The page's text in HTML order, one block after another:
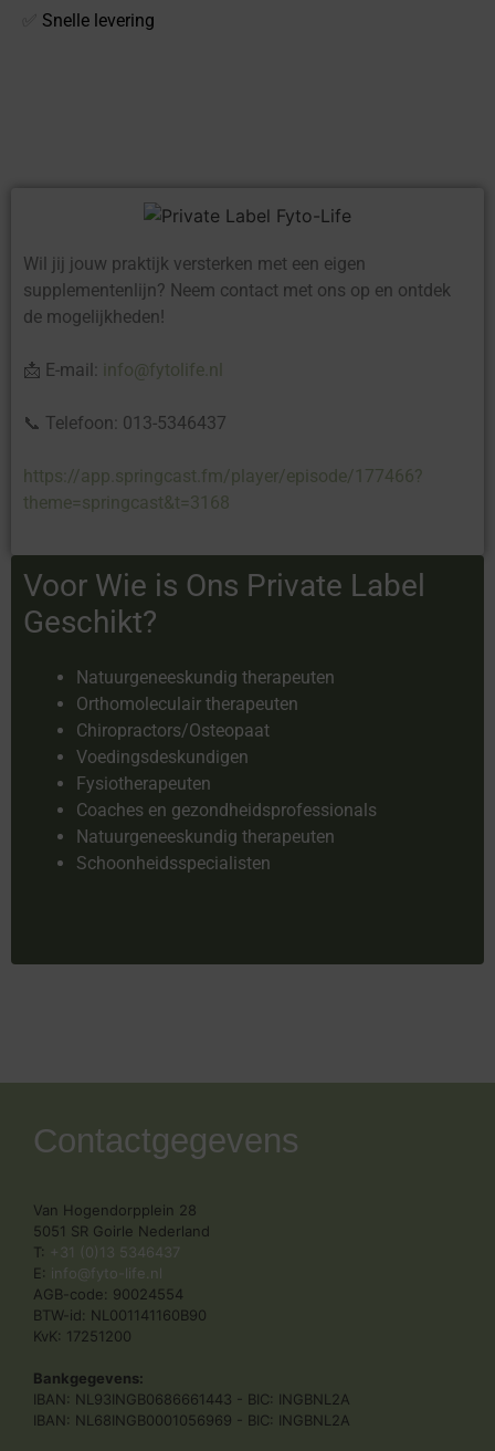
Snelle levering
Wil jij jouw praktijk versterken met een eigen
supplementenlijn? Neem contact met ons op en ontdek
de mogelijkheden!
📩 E-mail: info@fytolife.nl
📞 Telefoon: 013-5346437
https://app.springcast.fm/player/episode/177466?
theme=springcast&t=3168
Voor Wie is Ons Private Label
Geschikt?
Natuurgeneeskundig therapeuten
Orthomoleculair therapeuten
Chiropractors/Osteopaat
Voedingsdeskundigen
Fysiotherapeuten
Coaches en gezondheidsprofessionals
Natuurgeneeskundig therapeuten
Schoonheidsspecialisten
Contactgegevens
Van Hogendorpplein 28
5051 SR Goirle Nederland
T: +31 (0)13 5346437
E: info@fyto-life.nl
AGB-code: 90024554
BTW-id: NL001141160B90
KvK: 17251200
Bankgegevens:
IBAN: NL93INGB0686661443 - BIC: INGBNL2A
IBAN: NL68INGB0001056969 - BIC: INGBNL2A